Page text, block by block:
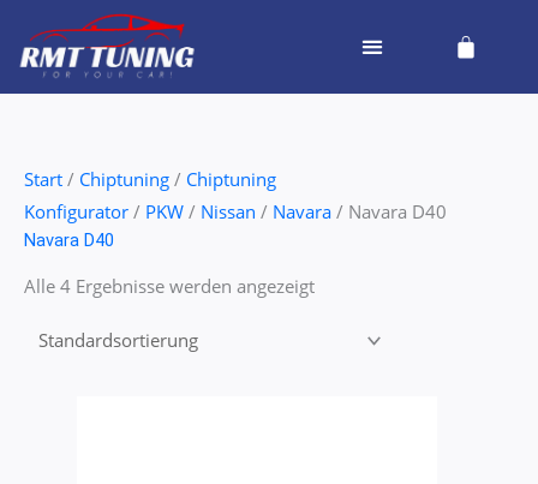
Inhalt
springen
Cart
Start / Chiptuning / Chiptuning
Konfigurator / PKW / Nissan / Navara / Navara D40
Navara D40
Alle 4 Ergebnisse werden angezeigt